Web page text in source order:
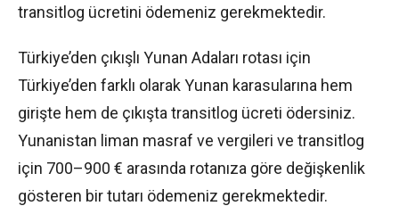
transitlog ücretini ödemeniz gerekmektedir.
Türkiye’den çıkışlı Yunan Adaları rotası için
Türkiye’den farklı olarak Yunan karasularına hem
girişte hem de çıkışta transitlog ücreti ödersiniz.
Yunanistan liman masraf ve vergileri ve transitlog
için 700–900 € arasında rotanıza göre değişkenlik
gösteren bir tutarı ödemeniz gerekmektedir.